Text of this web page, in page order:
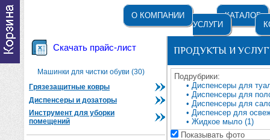
О КОМПАНИИ
КАТАЛОГ
УСЛУГИ
Скачать прайс-лист
Машинки для чистки обуви (30)
Грязезащитные ковры
Диспенсеры и дозаторы
Инструмент для уборки
помещений
ПРОДУКТЫ И
Подрубрики:
• Диспенсеры для
• Диспенсеры для
• Диспенсеры для
• Диспенсер для
• Жидкое мыло (1)
Показывать фото